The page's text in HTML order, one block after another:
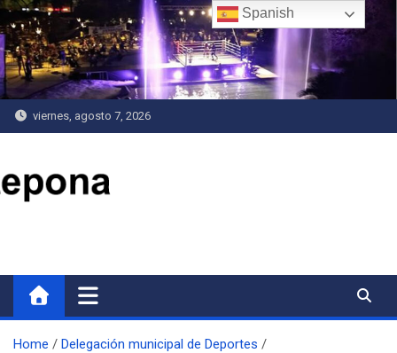
Saltar
al
contenido
viernes, agosto 7, 2026
Home
Delegación municipal de Deportes
Spanish